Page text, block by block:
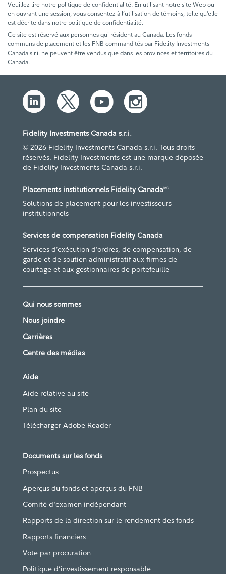
Veuillez lire notre politique de confidentialité. En utilisant notre site Web ou
en ouvrant une session, vous consentez à l’utilisation de témoins, telle qu’elle
est décrite dans notre politique de confidentialité.
Ce site est réservé aux personnes qui résident au Canada. Les fonds
communs de placement et les FNB commandités par Fidelity Investments
Canada s.r.i. ne peuvent être vendus que dans les provinces et territoires du
Canada.
Fidelity Investments Canada s.r.i.
© 2026 Fidelity Investments Canada s.r.i. Tous droits
réservés. Fidelity Investments est une marque déposée
de Fidelity Investments Canada s.r.i.
Placements institutionnels Fidelity CanadaMC
Solutions de placement pour les investisseurs
institutionnels
Services de compensation Fidelity Canada
Services d’exécution d’ordres, de compensation, de
garde et de soutien administratif aux firmes de
courtage et aux gestionnaires de portefeuille
Qui nous sommes
Nous joindre
Carrières
Centre des médias
Aide
Aide relative au site
Plan du site
Télécharger Adobe Reader
Documents sur les fonds
Prospectus
Aperçus du fonds et aperçus du FNB
Comité d'examen indépendant
Rapports de la direction sur le rendement des fonds
Rapports financiers
Vote par procuration
Politique d’investissement responsable